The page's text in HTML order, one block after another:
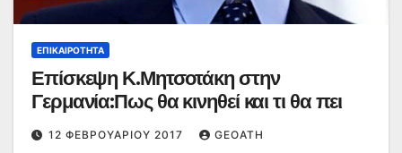
ΕΠΙΚΑΙΡΌΤΗΤΑ
Επίσκεψη Κ.Μητσοτάκη στην
Γερμανία:Πως θα κινηθεί και τι θα πει
12 ΦΕΒΡΟΥΑΡΊΟΥ 2017 GEOATH